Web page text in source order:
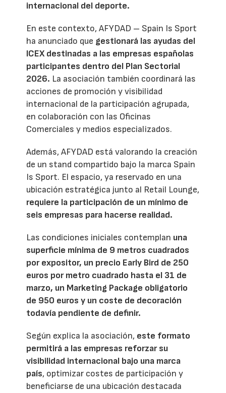
internacional del deporte.
En este contexto, AFYDAD – Spain Is Sport
ha anunciado que gestionará las ayudas del
ICEX destinadas a las empresas españolas
participantes dentro del Plan Sectorial
2026. La asociación también coordinará las
acciones de promoción y visibilidad
internacional de la participación agrupada,
en colaboración con las Oficinas
Comerciales y medios especializados.
Además, AFYDAD está valorando la creación
de un stand compartido bajo la marca Spain
Is Sport. El espacio, ya reservado en una
ubicación estratégica junto al Retail Lounge,
requiere la participación de un mínimo de
seis empresas para hacerse realidad.
Las condiciones iniciales contemplan una
superficie mínima de 9 metros cuadrados
por expositor, un precio Early Bird de 250
euros por metro cuadrado hasta el 31 de
marzo, un Marketing Package obligatorio
de 950 euros y un coste de decoración
todavía pendiente de definir.
Según explica la asociación, este formato
permitirá a las empresas reforzar su
visibilidad internacional bajo una marca
país, optimizar costes de participación y
beneficiarse de una ubicación destacada